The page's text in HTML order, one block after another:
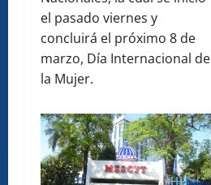
el pasado viernes y
concluirá el próximo 8 de
marzo, Día Internacional de
la Mujer.